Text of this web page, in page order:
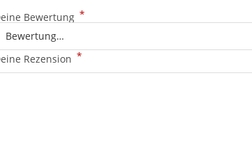
Bewertung *
Rezension *